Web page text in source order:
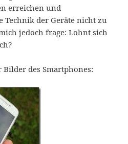
erreichen und
Technik der Geräte nicht zu
jedoch frage: Lohnt sich
des Smartphones: